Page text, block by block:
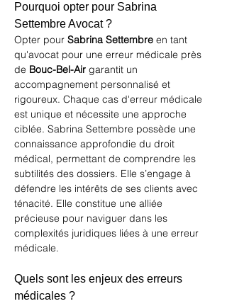
Pourquoi opter pour Sabrina
Settembre Avocat ?
Opter pour Sabrina Settembre en tant
qu'avocat pour une erreur médicale près
de Bouc-Bel-Air garantit un
accompagnement personnalisé et
rigoureux. Chaque cas d'erreur médicale
est unique et nécessite une approche
ciblée. Sabrina Settembre possède une
connaissance approfondie du droit
médical, permettant de comprendre les
subtilités des dossiers. Elle s’engage à
défendre les intérêts de ses clients avec
ténacité. Elle constitue une alliée
précieuse pour naviguer dans les
complexités juridiques liées à une erreur
médicale.
Quels sont les enjeux des erreurs
médicales ?